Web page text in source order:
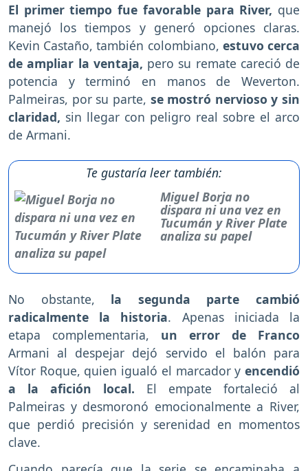
El primer tiempo fue favorable para River, que
manejó los tiempos y generó opciones claras.
Kevin Castaño, también colombiano, estuvo cerca
de ampliar la ventaja, pero su remate careció de
potencia y terminó en manos de Weverton.
Palmeiras, por su parte, se mostró nervioso y sin
claridad, sin llegar con peligro real sobre el arco
de Armani.
Te gustaría leer también:
Miguel Borja no
dispara ni una vez en
Tucumán y River Plate
analiza su papel
No obstante, la segunda parte cambió
radicalmente la historia. Apenas iniciada la
etapa complementaria, un error de Franco
Armani al despejar dejó servido el balón para
Vítor Roque, quien igualó el marcador y encendió
a la afición local. El empate fortaleció al
Palmeiras y desmoronó emocionalmente a River,
que perdió precisión y serenidad en momentos
clave.